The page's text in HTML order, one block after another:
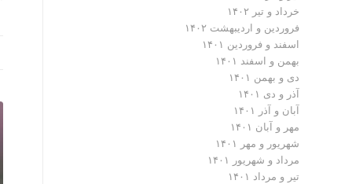
خرداد و تیر ۱۴۰۲
فروردین و اردیبهشت ۱۴۰۲
اسفند و فروردین ۱۴۰۱
بهمن و اسفند ۱۴۰۱
دی و بهمن ۱۴۰۱
آذر و دی ۱۴۰۱
آبان و آذر ۱۴۰۱
مهر و آبان ۱۴۰۱
شهریور و مهر ۱۴۰۱
مرداد و شهریور ۱۴۰۱
تیر و مرداد ۱۴۰۱